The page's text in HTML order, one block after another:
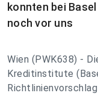
konnten bei
noch vor uns
Wien (PWK638) -
Kreditinstitute
Richtlinienvorschlag